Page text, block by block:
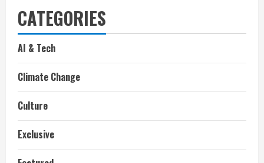
CATEGORIES
AI & Tech
Climate Change
Culture
Exclusive